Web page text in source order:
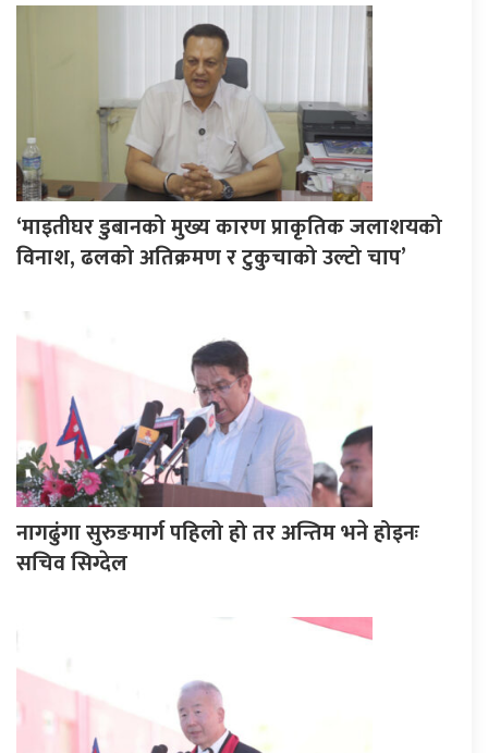
‘माइतीघर डुबानको मुख्य कारण प्राकृतिक जलाशयको
विनाश, ढलको अतिक्रमण र टुकुचाको उल्टो चाप’
नागढुंगा सुरुङमार्ग पहिलो हो तर अन्तिम भने होइनः
सचिव सिग्देल